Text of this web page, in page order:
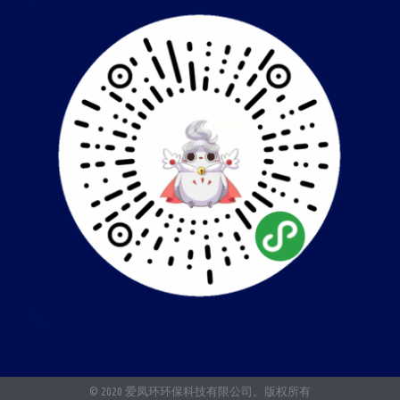
© 2020 爱凤环环保科技有限公司。版权所有